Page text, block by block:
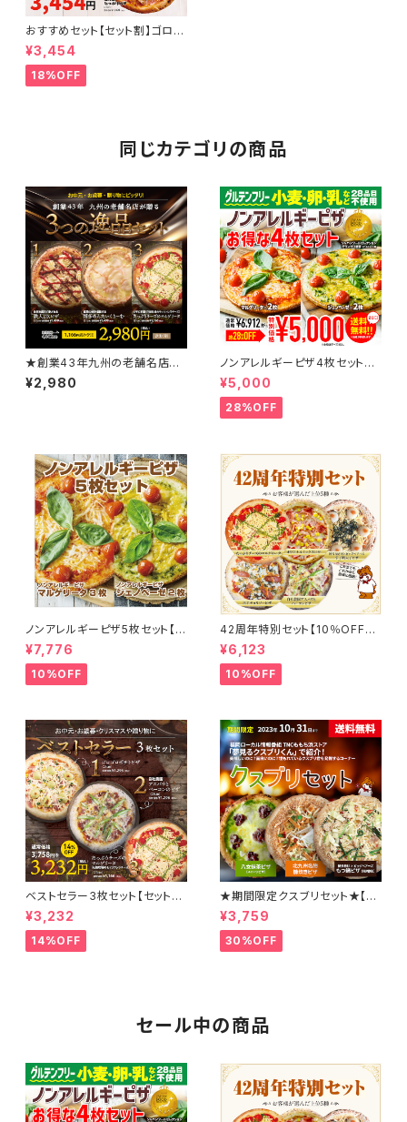
おすすめセット【セット割】ゴロゴ
ロポテトピザ／太陽のマルゲリ
ータ（花畑牧場のモッツァレラチ
ーズ）／海の幸たっぷりピザ
¥3,454
18%OFF
同じカテゴリの商品
★創業43年九州の老舗名店が
贈る★３つの逸品セット
¥2,980
ノンアレルギーピザ4枚セット
【約28％OFF】ノンアレルギーピ
ザマルゲリータ2枚/ノンアレルギ
ーピザジェノベーゼ2枚/送料無
料！※当社が負担します。
¥5,000
28%OFF
ノンアレルギーピザ5枚セット【1
0％OFF】ノンアレルギーピザマ
ルゲリータ3枚/ノンアレルギー
ピザジェノベーゼ2枚
¥7,776
10%OFF
42周年特別セット【10％OFF】
オリジナルミックスピザ／自社
農園アスパラとベーコンピザ／
旨辛チョリソーピザ／たっぷりチ
ーズのマルゲリータ／博多福さ
¥6,123
10%OFF
ベストセラー3枚セット【セット
割】たっぷりチーズのマルゲリー
タ/ゴロゴロポテトピザ/自社農
園アスパラベーコンピザ
¥3,232
14%OFF
★期間限定クスブリセット★【送
料無料】八女抹茶ピザ｜北九州
名物糠炊きピザ｜博多若杉×ビ
ッグベアーズもつ鍋ピザ（味噌
味）
¥3,759
30%OFF
セール中の商品